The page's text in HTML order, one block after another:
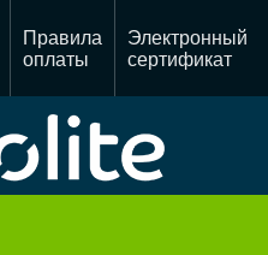
Правила
оплаты
Электронный
сертификат